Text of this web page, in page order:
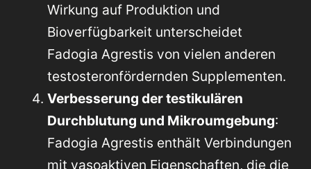
Wirkung auf Produktion und
Bioverfügbarkeit unterscheidet
Fadogia Agrestis von vielen anderen
testosteronfördernden Supplementen.
Verbesserung der testikulären
Durchblutung und Mikroumgebung:
Fadogia Agrestis enthält Verbindungen
mit vasoaktiven Eigenschaften, die die